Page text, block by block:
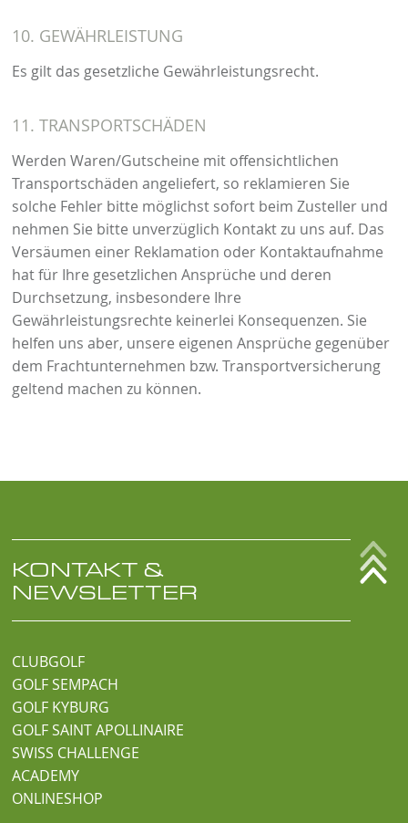
10. GEWÄHRLEISTUNG
Es gilt das gesetzliche Gewährleistungsrecht.
11. TRANSPORTSCHÄDEN
Werden Waren/Gutscheine mit offensichtlichen
Transportschäden angeliefert, so reklamieren Sie
solche Fehler bitte möglichst sofort beim Zusteller und
nehmen Sie bitte unverzüglich Kontakt zu uns auf. Das
Versäumen einer Reklamation oder Kontaktaufnahme
hat für Ihre gesetzlichen Ansprüche und deren
Durchsetzung, insbesondere Ihre
Gewährleistungsrechte keinerlei Konsequenzen. Sie
helfen uns aber, unsere eigenen Ansprüche gegenüber
dem Frachtunternehmen bzw. Transportversicherung
geltend machen zu können.
KONTAKT &
NEWSLETTER
CLUBGOLF
GOLF SEMPACH
GOLF KYBURG
GOLF SAINT APOLLINAIRE
SWISS CHALLENGE
ACADEMY
ONLINESHOP